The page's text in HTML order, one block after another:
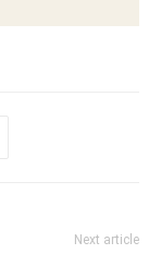
Next article